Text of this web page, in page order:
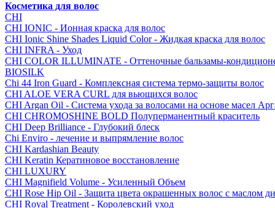
Косметика для волос
CHI
CHI IONIC - Ионная краска для волос
CHI Ionic Shine Shades Liquid Color - Жидкая краска для волос
CHI INFRA - Уход
CHI COLOR ILLUMINATE - Оттеночные бальзамы-
BIOSILK
Chi 44 Iron Guard - Комплексная система термо-защиты волос
CHI ALOE VERA CURL для вьющихся волос
CHI Argan Oil - Cистема ухода за волосами на основе масел
CHI CHROMOSHINE BOLD Полуперманентный краситель
CHI Deep Brilliance - Глубокий блеск
Chi Enviro - лечение и выпрямление волос
CHI Kardashian Beauty
CHI Keratin Кератиновое восстановление
CHI LUXURY
CHI Magnifield Volume - Усиленный Объем
CHI Rose Hip Oil - Защита цвета окрашенных волос с маслом
CHI Royal Treatment - Королевский уход